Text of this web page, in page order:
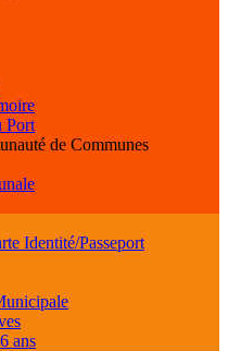
Port
de Communes
Identité/Passeport
ans